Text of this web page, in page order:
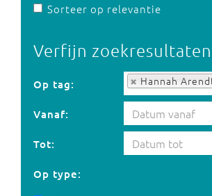
Sorteer op relevantie
Verfijn
Op tag: Hannah
Op tag:
Vanaf:
Tot:
Op type: